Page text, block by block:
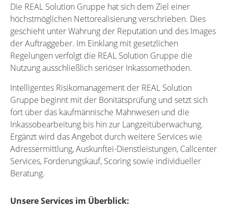
Die REAL Solution Gruppe hat sich dem Ziel einer
höchstmöglichen Nettorealisierung verschrieben. Dies
geschieht unter Wahrung der Reputation und des Images
der Auftraggeber. Im Einklang mit gesetzlichen
Regelungen verfolgt die REAL Solution Gruppe die
Nutzung ausschließlich seriöser Inkassomethoden.
Intelligentes Risikomanagement der REAL Solution
Gruppe beginnt mit der Bonitätsprüfung und setzt sich
fort über das kaufmännische Mahnwesen und die
Inkassobearbeitung bis hin zur Langzeitüberwachung.
Ergänzt wird das Angebot durch weitere Services wie
Adressermittlung, Auskunftei-Dienstleistungen, Callcenter
Services, Forderungskauf, Scoring sowie individueller
Beratung.
Unsere Services im Überblick: